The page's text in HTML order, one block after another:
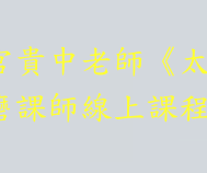
貴中老師《
課師線上課